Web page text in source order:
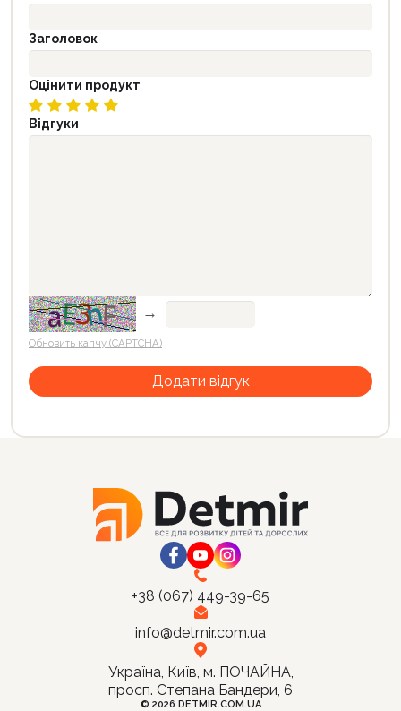
Заголовок
Оцінити продукт
Відгуки
→
Обновить капчу (CAPTCHA)
+38 (067) 449-39-65
info@detmir.com.ua
Україна, Київ, м. ПОЧАЙНА,
просп. Степана Бандери, 6
© 2026 DETMIR.COM.UA